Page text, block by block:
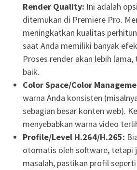
Render Quality: Ini adalah
ditemukan di Premiere Pro.
meningkatkan kualitas
saat Anda memiliki banyak
Proses render akan lebih lama,
baik.
Color Space/Color
warna Anda konsisten
sebagian besar konten web).
menyebabkan warna video
Profile/Level H.264/H.265:
otomatis oleh software, tetapi
masalah, pastikan profil